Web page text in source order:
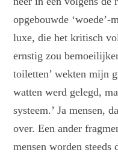
opgebouwde ‘woede’-
luxe, die het kritisch
ernstig zou
toiletten’ wekten mijn
watten werd gelegd,
systeem.’ Ja mensen,
over. Een ander
mensen worden steeds